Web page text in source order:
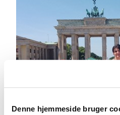
Denne hjemmeside bruger